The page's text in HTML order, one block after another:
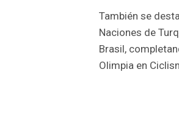
También se
Naciones de
Brasil,
Olimpia en